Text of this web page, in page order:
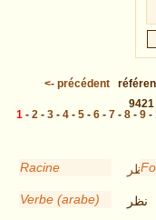
<- précédent
9421
1- 2- 3- 4- 5- 6- 7- 8- 9-
Racine نظر
Verbe (arabe) نظر